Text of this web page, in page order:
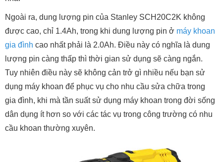
Ngoài ra, dung lượng pin của Stanley SCH20C2K không
được cao, chỉ 1.4Ah, trong khi dung lượng pin ở máy khoan
gia đình cao nhất phải là 2.0Ah. Điều này có nghĩa là dung
lượng pin càng thấp thì thời gian sử dụng sẽ càng ngắn.
Tuy nhiên điều này sẽ không cản trở gì nhiều nếu bạn sử
dụng máy khoan để phục vụ cho nhu cầu sửa chữa trong
gia đình, khi mà tần suất sử dụng máy khoan trong đời sống
dân dụng ít hơn so với các tác vụ trong công trường có nhu
cầu khoan thường xuyên.